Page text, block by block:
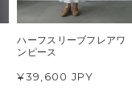
ハーフスリーブフレアワ
ンピース
¥39,600 JPY